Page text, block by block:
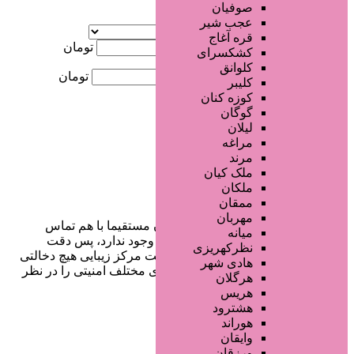
صوفیان
عجب شیر
قره آغاج
کشکسرای
کلوانق
کلیبر
کوزه کنان
گوگان
لیلان
مراغه
مرند
ملک کیان
ملکان
ممقان
مهربان
میانه
نظرکهریزی
هادی شهر
هرگلان
هریس
هشترود
هوراند
وایقان
کمترین قیمت
تومان
بیشترین قیمت تومان
در سایت تبلیغاتی مرکز زیبایی کاربران مستقیما با هم تماس
می‌گیرند و هیچ واسطه‌ای در این میان وجود ندارد، پس دقت
فرمایید که در خرید و فروشِ شما سایت مرکز زیبایی هیچ دخالتی
نداشته و کاربران باید خودشان جنبه‌های مختلف امنیتی را در نظر
دسترسی سریع